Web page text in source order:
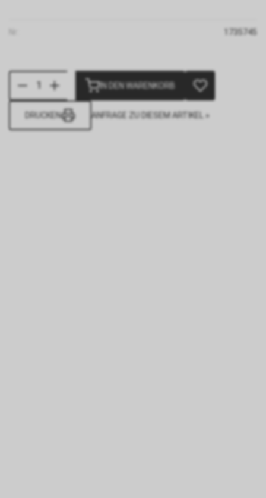
1735745
IN DEN WARENKORB
DRUCKEN ANFRAGE ZU DIESEM ARTIKEL »